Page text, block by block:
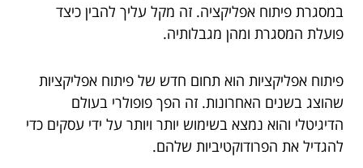
במסגרת פיתוח אפליקציה. זה מקל עליך להבין כיצד
פועלת המסגרת ומהן מגבלותיה.
פיתוח אפליקציות הוא תחום חדש של פיתוח אפליקציות
שהוצג בשנים האחרונות. זה הפך פופולרי בעולם
הדיגיטלי והוא נמצא בשימוש יותר ויותר על ידי עסקים כדי
להגדיל את הפרודוקטיביות שלהם.